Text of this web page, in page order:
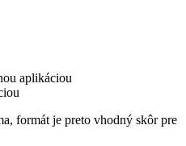
aplikáciou
formát je preto vhodný skôr pre